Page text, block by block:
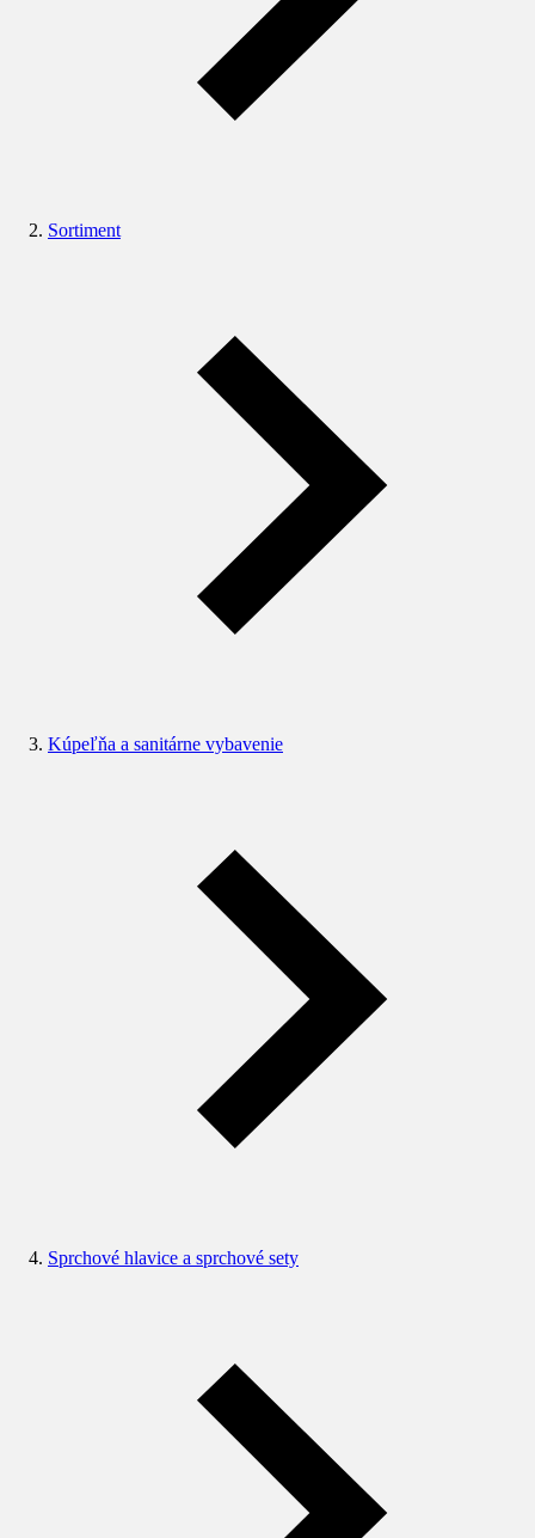
Sortiment
Kúpeľňa a sanitárne vybavenie
Sprchové hlavice a sprchové sety